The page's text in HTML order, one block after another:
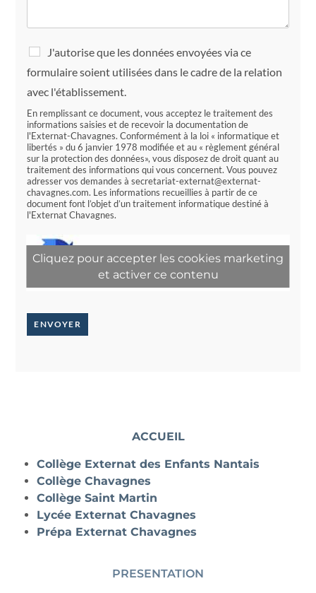
R
P
D
J'autorise que les données envoyées via ce
formulaire soient utilisées dans le cadre de la relation
avec l'établissement.
En remplissant ce document, vous acceptez le traitement des
informations saisies et de recevoir la documentation de
l'Externat-Chavagnes. Conformément à la loi « informatique et
libertés » du 6 janvier 1978 modifiée et au « règlement général
sur la protection des données», vous disposez de droit quant au
traitement des informations qui vous concernent. Vous pouvez
adresser vos demandes à secretariat-externat@externat-
chavagnes.com. Les informations recueillies à partir de ce
document font l’objet d’un traitement informatique destiné à
l'Externat Chavagnes.
Cliquez pour accepter les cookies marketing
et activer ce contenu
ENVOYER
ACCUEIL
Collège Externat des Enfants Nantais
Collège Chavagnes
Collège Saint Martin
Lycée Externat Chavagnes
Prépa Externat Chavagnes
PRESENTATION